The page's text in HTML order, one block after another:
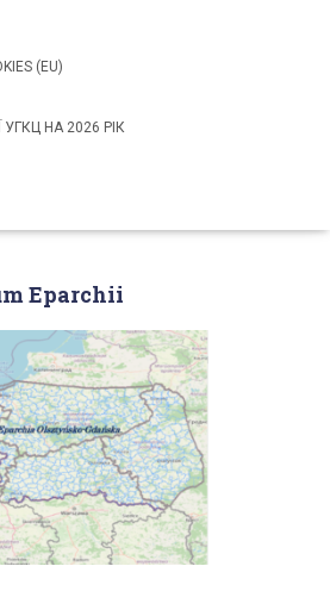
(EU)
НА 2026 РІК
Eparchii